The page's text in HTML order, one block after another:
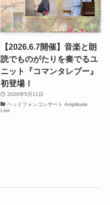
【2026.6.7開催】音楽と朗
読でものがたりを奏でるユ
ニット『コマンタレブー』
初登場！
2026年5月11日
ヘッドフォンコンサート Amplitude
Live